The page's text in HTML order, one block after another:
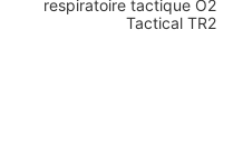
respiratoire tactique O2
Tactical TR2